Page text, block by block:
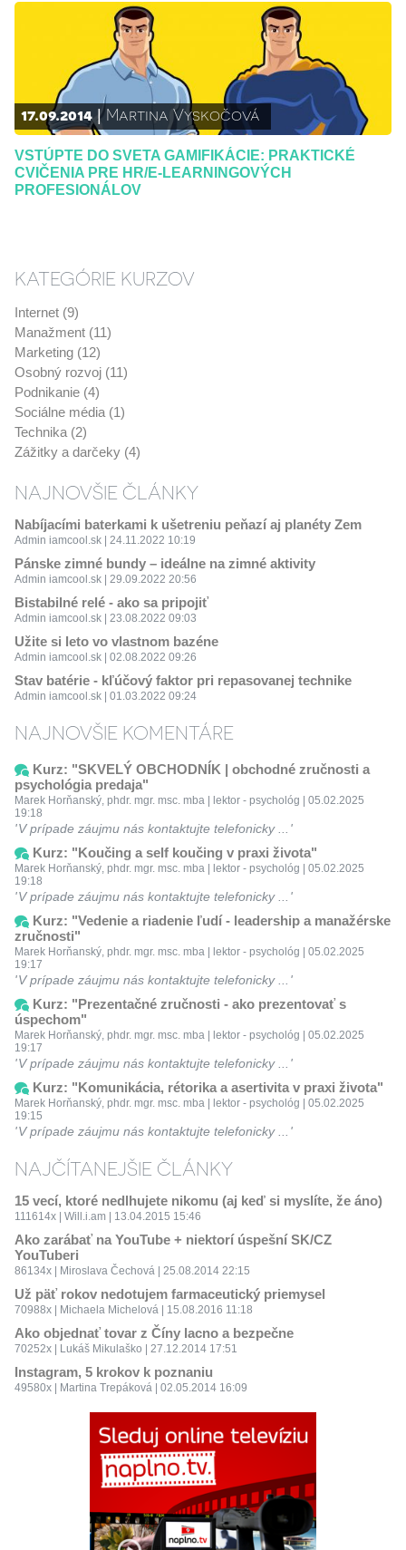
17.09.2014 Martina Vyskočová
VSTÚPTE DO SVETA GAMIFIKÁCIE: PRAKTICKÉ
CVIČENIA PRE HR/E-LEARNINGOVÝCH
PROFESIONÁLOV
KATEGÓRIE KURZOV
Internet (9)
Manažment (11)
Marketing (12)
Osobný rozvoj (11)
Podnikanie (4)
Sociálne média (1)
Technika (2)
Zážitky a darčeky (4)
NAJNOVŠIE ČLÁNKY
Nabíjacími baterkami k ušetreniu peňazí aj planéty Zem
Admin iamcool.sk | 24.11.2022 10:19
Pánske zimné bundy – ideálne na zimné aktivity
Admin iamcool.sk | 29.09.2022 20:56
Bistabilné relé - ako sa pripojiť
Admin iamcool.sk | 23.08.2022 09:03
Užite si leto vo vlastnom bazéne
Admin iamcool.sk | 02.08.2022 09:26
Stav batérie - kľúčový faktor pri repasovanej technike
Admin iamcool.sk | 01.03.2022 09:24
NAJNOVŠIE KOMENTÁRE
Kurz: "SKVELÝ OBCHODNÍK | obchodné zručnosti a
psychológia predaja"
Marek Horňanský, phdr. mgr. msc. mba | lektor - psychológ | 05.02.2025
19:18
V prípade záujmu nás kontaktujte telefonicky ...
Kurz: "Koučing a self koučing v praxi života"
Marek Horňanský, phdr. mgr. msc. mba | lektor - psychológ | 05.02.2025
19:18
V prípade záujmu nás kontaktujte telefonicky ...
Kurz: "Vedenie a riadenie ľudí - leadership a manažérske
zručnosti"
Marek Horňanský, phdr. mgr. msc. mba | lektor - psychológ | 05.02.2025
19:17
V prípade záujmu nás kontaktujte telefonicky ...
Kurz: "Prezentačné zručnosti - ako prezentovať s
úspechom"
Marek Horňanský, phdr. mgr. msc. mba | lektor - psychológ | 05.02.2025
19:17
V prípade záujmu nás kontaktujte telefonicky ...
Kurz: "Komunikácia, rétorika a asertivita v praxi života"
Marek Horňanský, phdr. mgr. msc. mba | lektor - psychológ | 05.02.2025
19:15
V prípade záujmu nás kontaktujte telefonicky ...
NAJČÍTANEJŠIE ČLÁNKY
15 vecí, ktoré nedlhujete nikomu (aj keď si myslíte, že áno)
111614x | Will.i.am | 13.04.2015 15:46
Ako zarábať na YouTube + niektorí úspešní SK/CZ
YouTuberi
86134x | Miroslava Čechová | 25.08.2014 22:15
Už päť rokov nedotujem farmaceutický priemysel
70988x | Michaela Michelová | 15.08.2016 11:18
Ako objednať tovar z Číny lacno a bezpečne
70252x | Lukáš Mikulaško | 27.12.2014 17:51
Instagram, 5 krokov k poznaniu
49580x | Martina Trepáková | 02.05.2014 16:09